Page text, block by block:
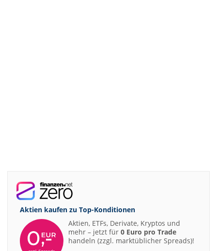
Aktien kaufen zu Top-Konditionen
Aktien, ETFs, Derivate, Kryptos und
mehr – jetzt für 0 Euro pro Trade
handeln (zzgl. marktüblicher Spreads)!